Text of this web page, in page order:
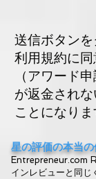
送信ボタンを
利用規約に
（アワード
が返金され
ことになりま
星の評価の本当
Entrepreneur.com
インレビューと同じ